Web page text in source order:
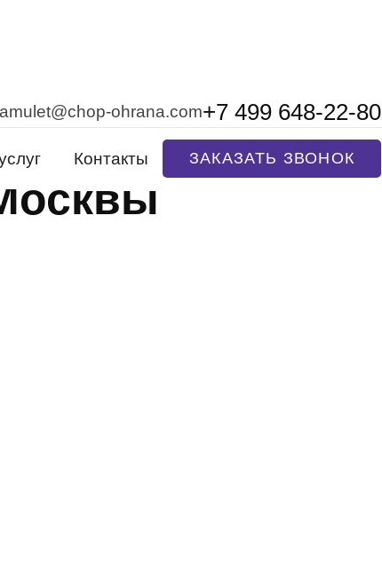
amulet@chop-ohrana.com+7 499 648-22-80
Контакты ЗАКАЗАТЬ ЗВОНОК